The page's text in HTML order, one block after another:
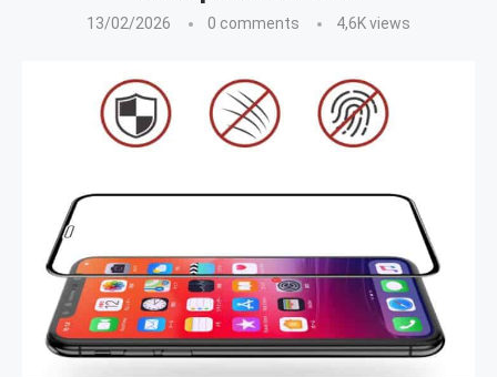
13/02/2026 0 comments 4,6Kviews